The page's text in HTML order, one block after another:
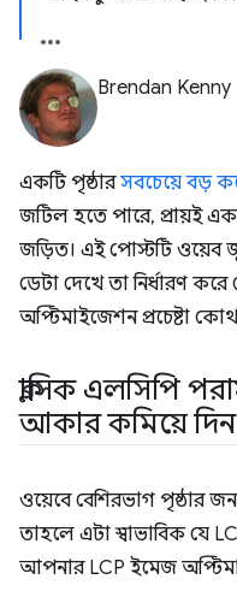
Brendan Kenny
একটি পৃষ্ঠারসবচেয়ে বড়
জটিল হতে পারে, প্রায়ই
জড়িত। এই পোস্টটি ওয়েব
ডেটা দেখে তা নির্ধারণ
অপ্টিমাইজেশন প্রচেষ্টা
ক্লাসিক এলসিপি
আকার কমিয়ে
ওয়েবে বেশিরভাগ পৃষ্ঠার
তাহলে এটা স্বাভাবিক যে
আপনার LCP ইমেজ